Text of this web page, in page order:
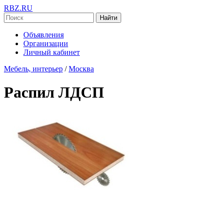
RBZ.RU
Найти
Объявления
Организации
Личный кабинет
Мебель, интерьер / Москва
Распил ЛДСП